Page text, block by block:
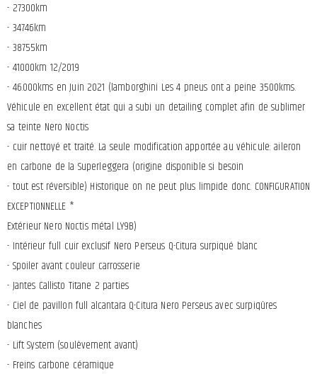
- 27300km
- 34746km
- 38755km
- 41000km 12/2019
- 46.000kms en Juin 2021 (lamborghini Les 4 pneus ont a peine 3500kms.
Véhicule en excellent état qui a subi un detailing complet afin de sublimer
sa teinte Nero Noctis
- cuir nettoyé et traité. La seule modification apportée au véhicule: aileron
en carbone de la Superleggera (origine disponible si besoin
- tout est réversible) Historique on ne peut plus limpide donc. CONFIGURATION
EXCEPTIONNELLE *
Extérieur Nero Noctis métal LY9B)
- Intérieur full cuir exclusif Nero Perseus Q-Citura surpiqué blanc
- Spoiler avant couleur carrosserie
- Jantes Callisto Titane 2 parties
- Ciel de pavillon full alcantara Q-Citura Nero Perseus avec surpiqûres
blanches
- Lift System (soulèvement avant)
- Freins carbone céramique